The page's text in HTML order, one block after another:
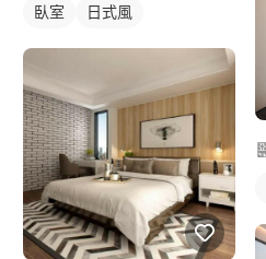
臥室 日式風